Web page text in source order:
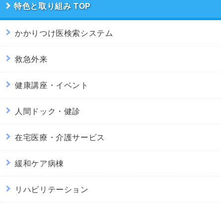
特色と取り組み
かかりつけ医検索システム
救急外来
健康講座・イベント
人間ドック・健診
在宅医療・介護サービス
緩和ケア病棟
リハビリテーション